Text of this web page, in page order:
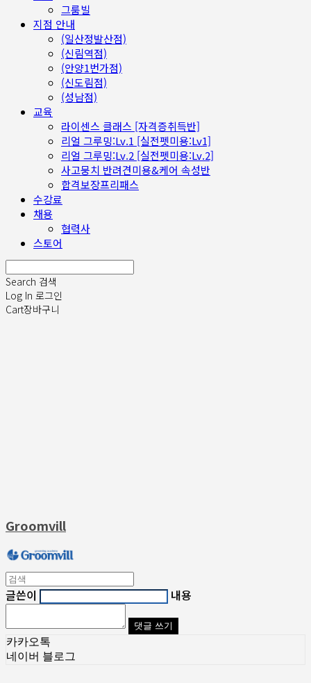
그룸빌
지점 안내
(일산정발산점)
(신림역점)
(안양1번가점)
(신도림점)
(성남점)
교육
라이센스 클래스 [자격증취득반]
리얼 그루밍:Lv.1 [실전펫미용:Lv1]
리얼 그루밍:Lv.2 [실전펫미용:Lv.2]
사고뭉치 반려견미용&케어 속성반
합격보장프리패스
수강료
채용
협력사
스토어
Search 검색
Log In 로그인
Cart장바구니
Groomvill
글쓴이 내용
댓글 쓰기
카카오톡
네이버 블로그